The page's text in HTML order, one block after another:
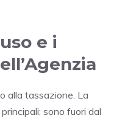
e i
alla tassazione. La
sono fuori dal